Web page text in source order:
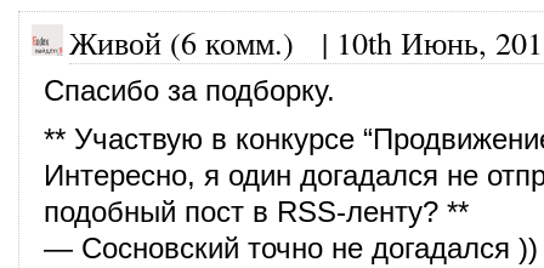
Живой (6 комм.) | 10th Июнь,
Спасибо за подборку.
** Участвую в конкурсе
Интересно, я один догадался не
подобный пост в RSS-ленту? **
— Сосновский точно не догадался ))